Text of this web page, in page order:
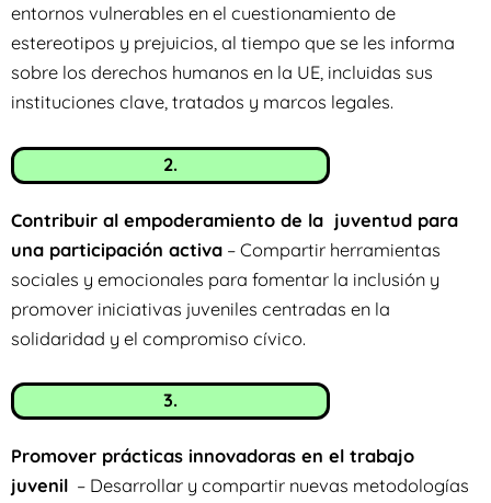
entornos vulnerables en el cuestionamiento de
estereotipos y prejuicios, al tiempo que se les informa
sobre los derechos humanos en la UE, incluidas sus
instituciones clave, tratados y marcos legales.
2.
Contribuir al empoderamiento de la juventud para
una participación activa – Compartir herramientas
sociales y emocionales para fomentar la inclusión y
promover iniciativas juveniles centradas en la
solidaridad y el compromiso cívico.
3.
Promover prácticas innovadoras en el trabajo
juvenil – Desarrollar y compartir nuevas metodologías